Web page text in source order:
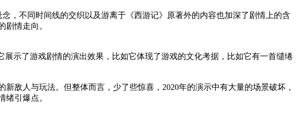
，不同时间线的交织以及游离于《西游记》原著外的内容也加深了剧情上的含
情走向。
示了游戏剧情的演出效果，比如它体现了游戏的文化考据，比如它有一首缱绻
敌人与玩法。但整体而言，少了些惊喜，2020年的演示中有大量的场景破坏，
绪引爆点。